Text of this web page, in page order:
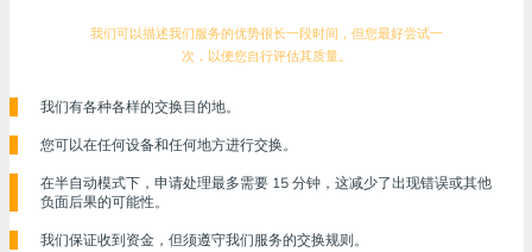
我们可以描述我们服务的优势很长一段时间，但您最好尝试一
次，以便您自行评估其质量。
我们有各种各样的交换目的地。
您可以在任何设备和任何地方进行交换。
在半自动模式下，申请处理最多需要 15 分钟，这减少了出现错误或其他
负面后果的可能性。
我们保证收到资金，但须遵守我们服务的交换规则。